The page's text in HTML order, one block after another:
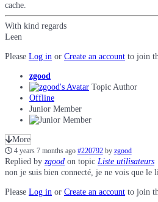
cache.
With kind regards
Leen
Please Log in or Create an account to join
zgood
Topic Author
Offline
Junior Member
More
4 years 7 months ago #220792 by zgood
Replied by zgood on topic Liste utilisateurs
non je suis bien connecté, je ne vois que le
Please Log in or Create an account to join